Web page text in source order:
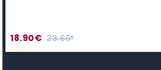
18.90€ 23.60*